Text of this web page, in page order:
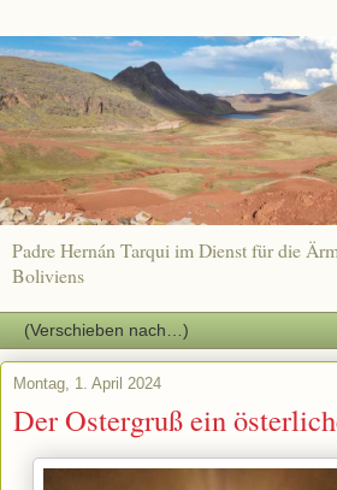
Padre Hernán Tarqui im Dienst für die
Boliviens
Montag, 1. April 2024
Der Ostergruß ein